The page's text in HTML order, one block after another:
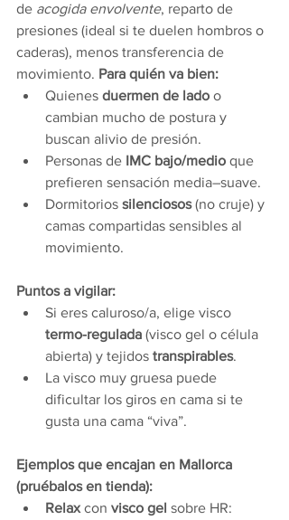
de acogida envolvente, reparto de
presiones (ideal si te duelen hombros o
caderas), menos transferencia de
movimiento. Para quién va bien:
Quienes duermen de lado o
cambian mucho de postura y
buscan alivio de presión.
Personas de IMC bajo/medio que
prefieren sensación media–suave.
Dormitorios silenciosos (no cruje) y
camas compartidas sensibles al
movimiento.
Puntos a vigilar:
Si eres caluroso/a, elige visco
termo-regulada (visco gel o célula
abierta) y tejidos transpirables.
La visco muy gruesa puede
dificultar los giros en cama si te
gusta una cama “viva”.
Ejemplos que encajan en Mallorca
(pruébalos en tienda):
Relax con visco gel sobre HR: